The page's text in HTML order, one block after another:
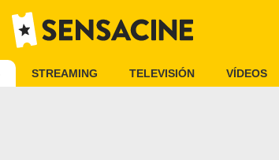
STREAMING TELEVISIÓN VÍDEOS